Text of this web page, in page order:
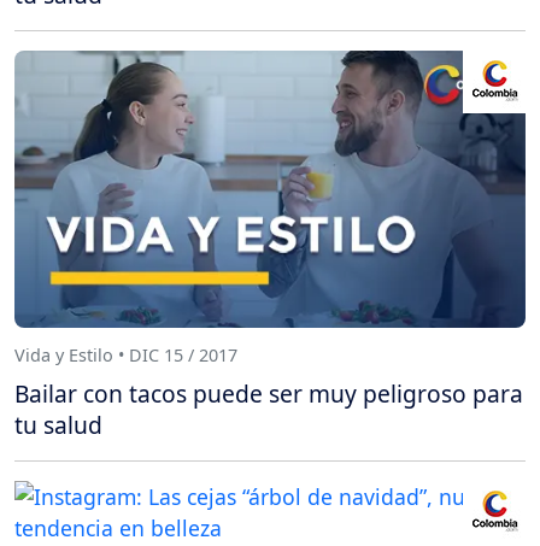
Vida y Estilo • DIC 15 / 2017
Bailar con tacos puede ser muy peligroso para
tu salud